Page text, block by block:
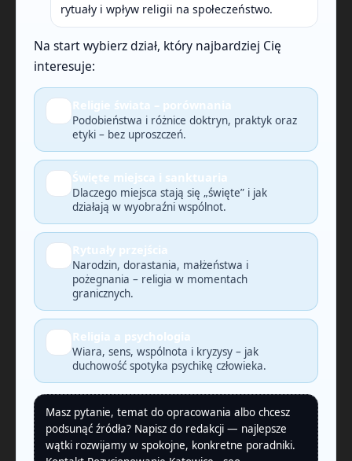
rytuały i wpływ religii na społeczeństwo.
Na start wybierz dział, który najbardziej Cię
interesuje:
Religie świata – porównania
Podobieństwa i różnice doktryn, praktyk oraz
etyki – bez uproszczeń.
Święte miejsca i sanktuaria
Dlaczego miejsca stają się „święte” i jak
działają w wyobraźni wspólnot.
Rytuały przejścia
Narodzin, dorastania, małżeństwa i
pożegnania – religia w momentach
granicznych.
Religia a psychologia
Wiara, sens, wspólnota i kryzysy – jak
duchowość spotyka psychikę człowieka.
Masz pytanie, temat do opracowania albo chcesz
podsunąć źródła? Napisz do redakcji — najlepsze
wątki rozwijamy w spokojne, konkretne poradniki.